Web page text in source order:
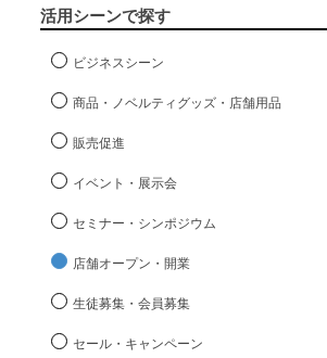
活用シーンで探す
ビジネスシーン
商品・ノベルティグッズ・店舗用品
販売促進
イベント・展示会
セミナー・シンポジウム
店舗オープン・開業
生徒募集・会員募集
セール・キャンペーン